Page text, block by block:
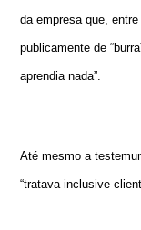
da empresa que,
publicamente de
aprendia nada”.
Até mesmo a
“tratava inclusive